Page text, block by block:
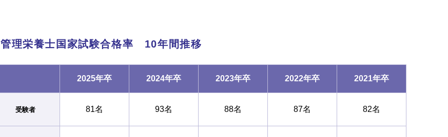
管理栄養士国家試験合格率 10年間推移
2025年卒 2024年卒 2023年卒 2022年卒 2021年卒
受験者 81名 93名 88名 87名 82名